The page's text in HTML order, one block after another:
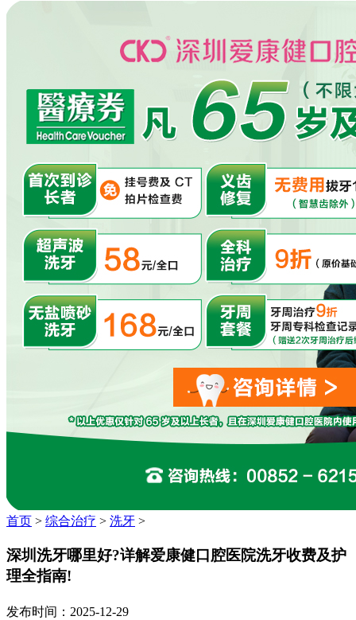
首页 > 综合治疗 > 洗牙 >
深圳洗牙哪里好?详解爱康健口腔医院洗牙收费及护
理全指南!
发布时间：2025-12-29